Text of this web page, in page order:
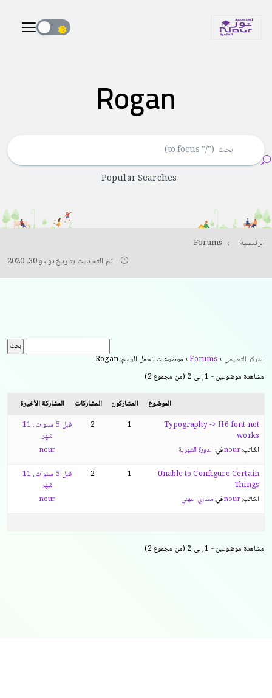
Rogan
Popular Searches
الرئيسية
Forums
تم التحديث بتاريخ يوليو 30, 2020
المركز التعليمي ›
Forums
› موضوعات تحمل الوسم: Rogan
مشاهدة موضوعين - 1 إلى 2 (من مجموع 2)
الموضوع المشاركون المشاركات
المشاركة الأخيرة
Typography -> H6 font not
works
الكاتب:nourفي: الدورة الشهرية
1
2
قبل 5 سنوات، 11
شهر
nour
Unable to Configure Certain
Things
الكاتب:nourفي:مساري المهني
1
2
قبل 5 سنوات، 11
شهر
nour
مشاهدة موضوعين - 1 إلى 2 (من مجموع 2)